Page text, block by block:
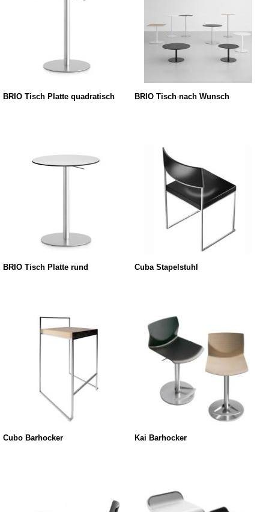
BRIO Tisch Platte quadratisch BRIO Tisch nach Wunsch
BRIO Tisch Platte rund Cuba Stapelstuhl
Cubo Barhocker Kai Barhocker